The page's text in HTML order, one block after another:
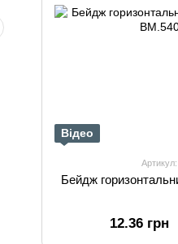
Відео
Бейдж
12.36 грн